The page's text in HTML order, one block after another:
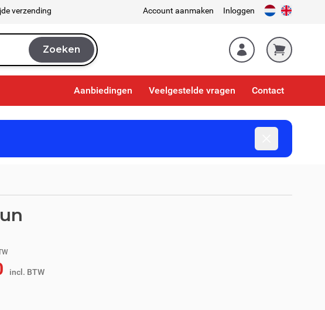
verzending Account aanmaken Inloggen
Zoek
Zoeken
Aanbiedingen Veelgestelde vragen Contact
incl. BTW
BTW